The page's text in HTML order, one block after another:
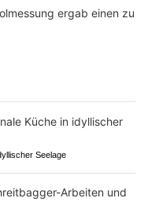
ergab einen zu
Seelage